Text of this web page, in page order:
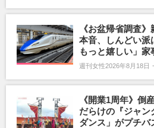
《お盆帰省調査
本音、しんどい派
もっと嬉しい」家
週刊女性2026年8月18日
《開業1周年》倒
だらけの『ジャン
ダンス」がプチバ